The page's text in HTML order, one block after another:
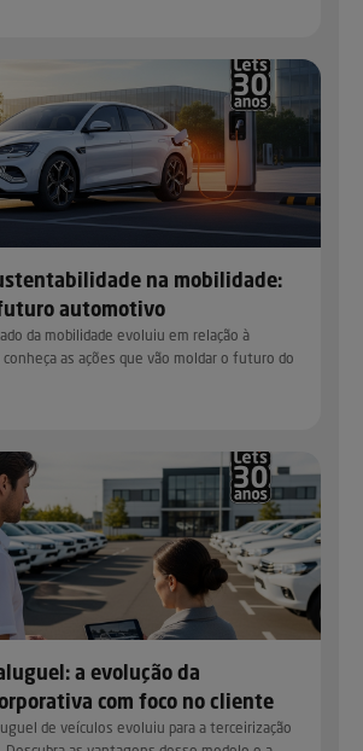
na mobilidade:
automotivo
da mobilidade evoluiu em relação à
as ações que vão moldar o futuro do
a evolução da
com foco no cliente
de veículos evoluiu para a terceirização